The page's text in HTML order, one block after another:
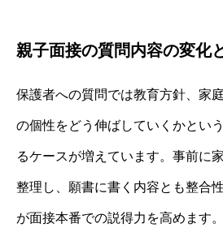
親子面接の質問内容の変化
保護者への質問では教育方針、家
の個性をどう伸ばしていくかとい
るケースが増えています。事前に
整理し、願書に書く内容とも整合
が面接本番での説得力を高めます。